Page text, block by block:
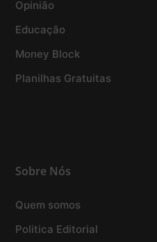
Opinião
Educação
Money Block
Planilhas Gratuitas
Sobre Nós
Quem somos
Politica Editorial